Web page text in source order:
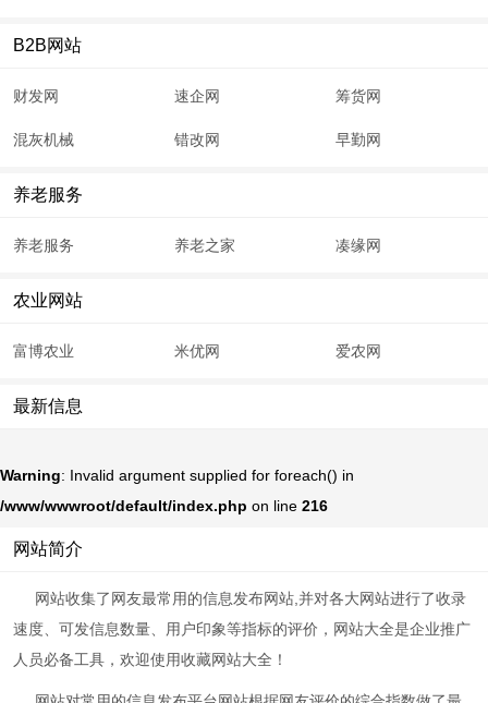
B2B网站
财发网 速企网 筹货网
混灰机械 错改网 早勤网
养老服务
养老服务 养老之家 凑缘网
农业网站
富博农业 米优网 爱农网
最新信息
Warning: Invalid argument supplied for foreach() in
/www/wwwroot/default/index.php on line 216
网站简介
网站收集了网友最常用的信息发布网站,并对各大网站进行了收录
速度、可发信息数量、用户印象等指标的评价，网站大全是企业推广
人员必备工具，欢迎使用收藏网站大全！